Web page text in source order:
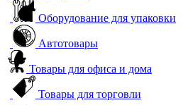
Оборудование для упаковки
Автотовары
Товары для офиса и дома
Товары для торговли